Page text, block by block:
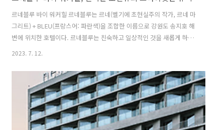
르네블루 바이 워커힐 르네블루는 르네(벨기에 초현실주의 작가, 르네 마
그리트) + BLEU(프랑스어: 파란색)을 조합한 이름으로 강원도 송지호 해
변에 위치한 호텔이다. 르네블루는 친숙하고 일상적인 것을 새롭게 하거
나 기발한 상상이 돋보이는 르네 마그리트의 작품 철학을 반영했으며 송
상화한 지상층 진입공간, 파도를 닮은 저층부 테라스, 죽도의 대나무를
모티브로 한 상층부 디자인 등은 송지호 해변의 자연과 하나 되는 호텔의
상징 특징을 초현실적으로 표현하였다. 전 객실 오션뷰와 프라이빗 비치
1 층 로비의 통창뿐 아니라 각 객실에서 전면 통유리창이 되어 있어 일출
을 방 안에서 볼 수 있다는 장점이 있다. 바로 앞 송지호 해변의 전경이 펼
2023. 7. 12.